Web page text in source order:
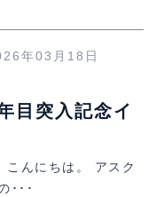
年03月18日
目突入記念イ
んにちは。 アスク
･･･